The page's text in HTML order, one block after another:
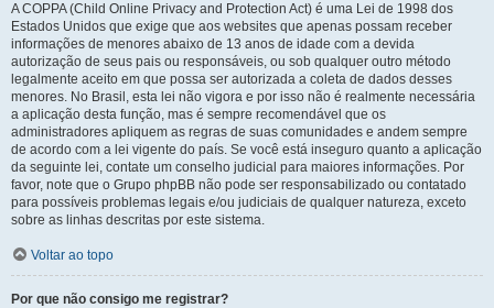
A COPPA (Child Online Privacy and Protection Act) é uma Lei de 1998 dos
Estados Unidos que exige que aos websites que apenas possam receber
informações de menores abaixo de 13 anos de idade com a devida
autorização de seus pais ou responsáveis, ou sob qualquer outro método
legalmente aceito em que possa ser autorizada a coleta de dados desses
menores. No Brasil, esta lei não vigora e por isso não é realmente necessária
a aplicação desta função, mas é sempre recomendável que os
administradores apliquem as regras de suas comunidades e andem sempre
de acordo com a lei vigente do país. Se você está inseguro quanto a aplicação
da seguinte lei, contate um conselho judicial para maiores informações. Por
favor, note que o Grupo phpBB não pode ser responsabilizado ou contatado
para possíveis problemas legais e/ou judiciais de qualquer natureza, exceto
sobre as linhas descritas por este sistema.
Voltar ao topo
Por que não consigo me registrar?